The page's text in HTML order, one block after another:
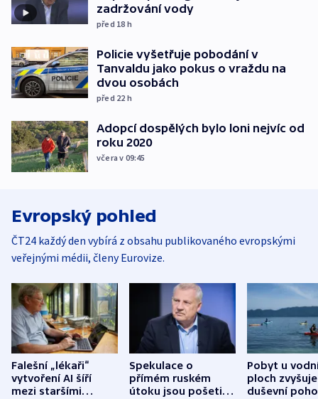
zadržování vody
před 18 h
Policie vyšetřuje pobodání v
Tanvaldu jako pokus o vraždu na
dvou osobách
před 22 h
Adopcí dospělých bylo loni nejvíc od
roku 2020
včera v 09:45
Evropský pohled
ČT24 každý den vybírá z obsahu publikovaného evropskými
veřejnými médii, členy Eurovize.
Falešní „lékaři“
vytvoření AI šíří
mezi staršími
Spekulace o
přímém ruském
útoku jsou pošetilé,
Pobyt u
ploch zvyšuje
duševní